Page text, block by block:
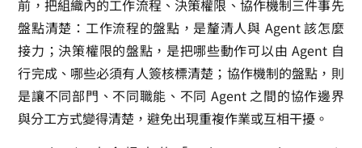
前，把組織內的工作流程、決策權限、協作機制三件事先
盤點清楚：工作流程的盤點，是釐清人與 Agent 該怎麼
接力；決策權限的盤點，是把哪些動作可以由 Agent 自
行完成、哪些必須有人簽核標清楚；協作機制的盤點，則
是讓不同部門、不同職能、不同 Agent 之間的協作邊界
與分工方式變得清楚，避免出現重複作業或互相干擾。